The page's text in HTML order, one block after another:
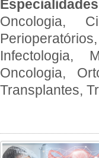
Oncologia,
Infectologia,
Oncologia,
Transplantes,